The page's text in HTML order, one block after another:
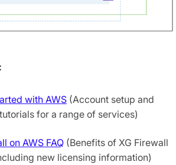
with AWS (Account setup and
for a range of services)
on AWS FAQ (Benefits of XG Firewall
new licensing information)